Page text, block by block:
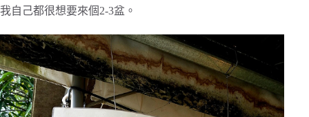
我自己都很想要來個2-3盆。